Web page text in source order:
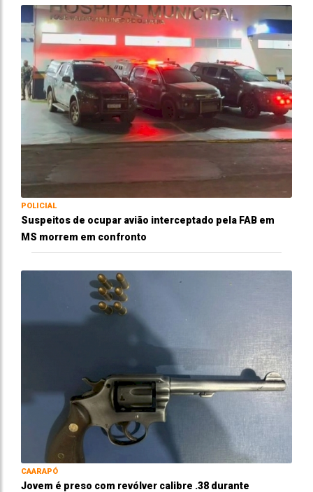
POLICIAL
Suspeitos de ocupar avião interceptado pela FAB em
MS morrem em confronto
CAARAPÓ
Jovem é preso com revólver calibre .38 durante